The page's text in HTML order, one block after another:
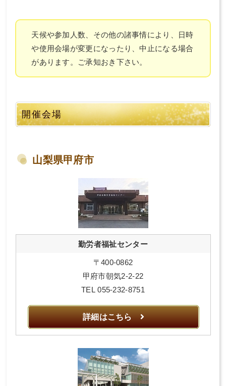
天候や参加人数、その他の諸事情により、日時
や使用会場が変更になったり、中止になる場合
があります。ご承知おき下さい。
開催会場
山梨県甲府市
勤労者福祉センター
〒400-0862
甲府市朝気2-2-22
TEL 055-232-8751
詳細はこちら